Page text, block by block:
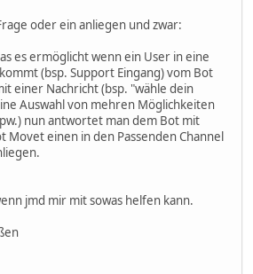
oder ein anliegen und zwar:
es ermöglicht wenn ein User in eine
(bsp. Support Eingang) vom Bot
einer Nachricht (bsp. "wähle dein
Auswahl von mehren Möglichkeiten
nun antwortet man dem Bot mit
Movet einen in den Passenden Channel
jmd mir mit sowas helfen kann.